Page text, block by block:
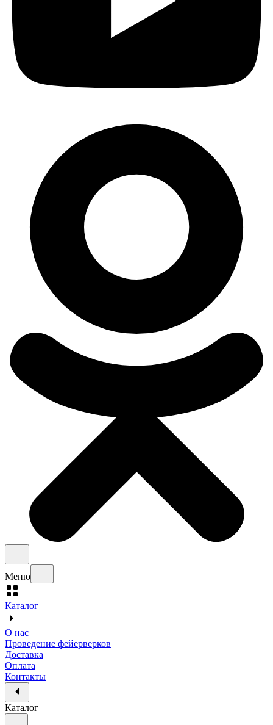
Меню
Каталог
О нас
Проведение фейерверков
Доставка
Оплата
Контакты
Каталог